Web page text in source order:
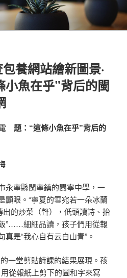
養網站繪新圖景·
小魚在乎”背后的閩
題：“這條小魚在乎”背后的
永寧縣閩寧鎮的閩寧中學，一
顯眼。“寧夏的雪宛若一朵冰蘭
出的炒菜（聲），低頭讀詩、抬
”……細細品讀，孩子們用從報
是“我心自有云白山青”。
一堂剪貼詩課的結果展現。孩
從報紙上剪下的圖和字來寫